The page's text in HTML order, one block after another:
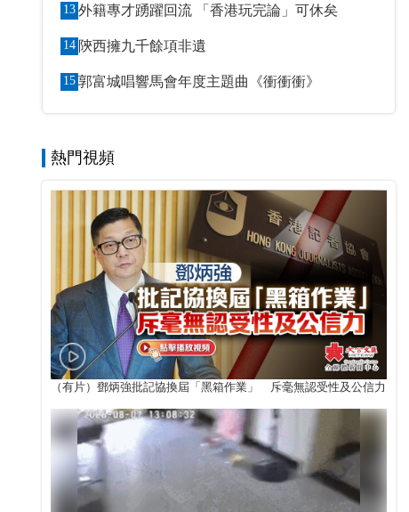
13 外籍專才踴躍回流 「香港玩完論」可休矣
14 陝西擁九千餘項非遺
15 郭富城唱響馬會年度主題曲《衝衝衝》
熱門視頻
（有片）鄧炳強批記協換屆「黑箱作業」 斥毫無認受性及公信力